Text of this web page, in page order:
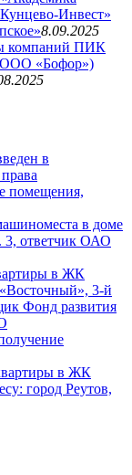
Инвест»
8.09.2025
компаний ПИК
ООО «Бофор»)
в
помещения,
в доме
3, ответчик ОАО
в ЖК
3-й
Фонд развития
в ЖК
город Реутов,